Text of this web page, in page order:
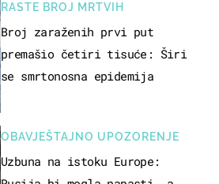
RASTE BROJ MRTVIH
Broj zaraženih prvi put
premašio četiri tisuće: Širi
se smrtonosna epidemija
OBAVJEŠTAJNO UPOZORENJE
Uzbuna na istoku Europe: